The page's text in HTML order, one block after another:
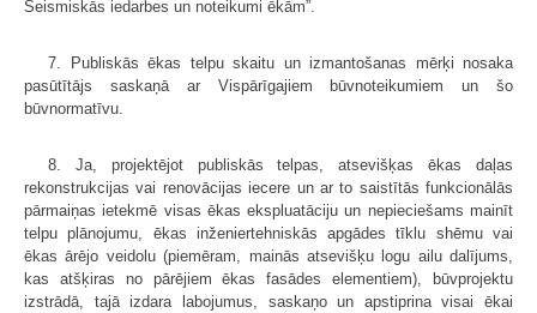
Seismiskās iedarbes un noteikumi ēkām”.
7. Publiskās ēkas telpu skaitu un izmantošanas mērķi nosaka
pasūtītājs saskaņā ar Vispārīgajiem būvnoteikumiem un šo
būvnormatīvu.
8. Ja, projektējot publiskās telpas, atsevišķas ēkas daļas
rekonstrukcijas vai renovācijas iecere un ar to saistītās funkcionālās
pārmaiņas ietekmē visas ēkas ekspluatāciju un nepieciešams mainīt
telpu plānojumu, ēkas inženiertehniskās apgādes tīklu shēmu vai
ēkas ārējo veidolu (piemēram, mainās atsevišķu logu ailu dalījums,
kas atšķiras no pārējiem ēkas fasādes elementiem), būvprojektu
izstrādā, tajā izdara labojumus, saskaņo un apstiprina visai ēkai